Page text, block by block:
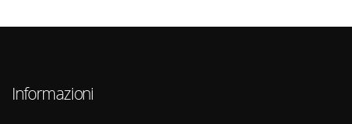
Informazioni